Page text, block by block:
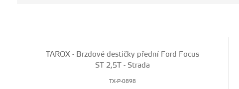
TAROX - Brzdové destičky přední Ford Focus
ST 2,5T - Strada
TX-P-0898